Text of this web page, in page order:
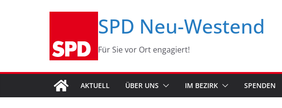
SPD Neu-Westend
Für Sie vor Ort engagiert!
AKTUELL ÜBER UNS IM BEZIRK SPENDEN